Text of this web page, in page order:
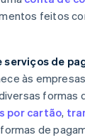
feitos
serviços de
às
formas
por cartão,
de